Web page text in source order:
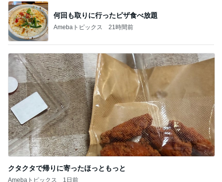
何回も取りに行ったピザ食べ放題
Amebaトピックス 21時間前
クタクタで帰りに寄ったほっともっと
Amebaトピックス 1日前